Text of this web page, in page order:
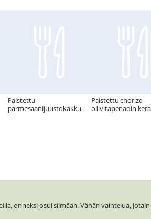
Paistettu
parmesaanijuustokakku
Paistettu chorizo
oliivitapenadin kera
onneksi osui silmään. Vähän vaihtelua,